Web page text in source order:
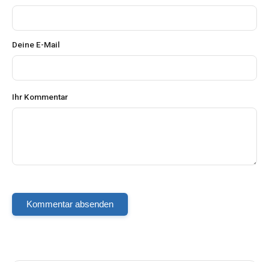
Deine E-Mail
Ihr Kommentar
Kommentar absenden